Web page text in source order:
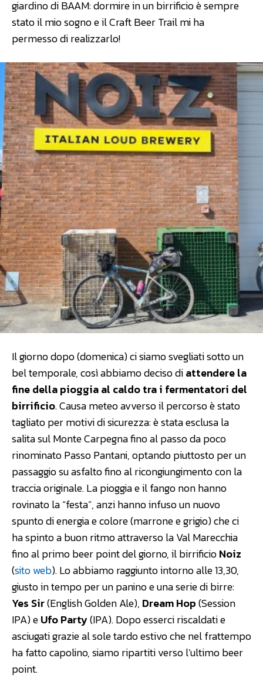
giardino di BAAM: dormire in un birrificio è sempre
stato il mio sogno e il Craft Beer Trail mi ha
permesso di realizzarlo!
Il giorno dopo (domenica) ci siamo svegliati sotto un
bel temporale, così abbiamo deciso diattendere la
fine della pioggia al caldo tra i fermentatori del
birrificio. Causa meteo avverso il percorso è stato
tagliato per motivi di sicurezza: è stata esclusa la
salita sul Monte Carpegna fino al passo da poco
rinominato Passo Pantani, optando piuttosto per un
passaggio su asfalto fino al ricongiungimento con la
traccia originale. La pioggia e il fango non hanno
rovinato la “festa”, anzi hanno infuso un nuovo
spunto di energia e colore (marrone e grigio) che ci
ha spinto a buon ritmo attraverso la Val Marecchia
fino al primo beer point del giorno, il birrificioNoiz
(sito web). Lo abbiamo raggiunto intorno alle 13,30,
giusto in tempo per un panino e una serie di birre:
Yes Sir(English Golden Ale), Dream Hop(Session
IPA) eUfo Party(IPA). Dopo esserci riscaldati e
asciugati grazie al sole tardo estivo che nel frattempo
ha fatto capolino, siamo ripartiti verso l’ultimo beer
point.